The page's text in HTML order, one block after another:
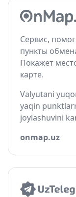
Сервис,
пункты
Покажет
карте.
Valyutani
yaqin
joylashuvini
onmap.uz